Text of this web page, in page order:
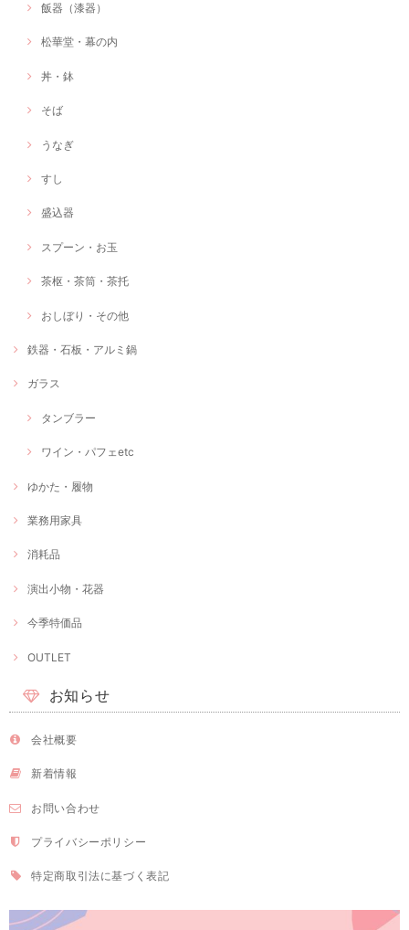
飯器（漆器）
松華堂・幕の内
丼・鉢
そば
うなぎ
すし
盛込器
スプーン・お玉
茶枢・茶筒・茶托
おしぼり・その他
鉄器・石板・アルミ鍋
ガラス
タンブラー
ワイン・パフェetc
ゆかた・履物
業務用家具
消耗品
演出小物・花器
今季特価品
OUTLET
お知らせ
会社概要
新着情報
お問い合わせ
プライバシーポリシー
特定商取引法に基づく表記